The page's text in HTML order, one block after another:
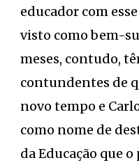
educador com
visto como bem-
meses, contudo,
contundentes de
novo tempo e
como nome de
da Educação que